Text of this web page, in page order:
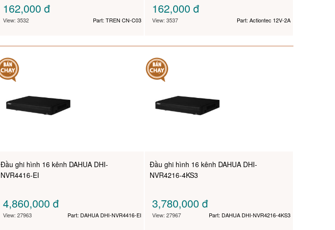
162,000đ
View: 3532 Part: TREN CN-C03
162,000đ
View: 3537 Part: Actiontec 12V-2A
Đầu ghi hình 16 kênh DAHUA DHI-
NVR4416-EI
4,860,000đ
View: 27963 Part: DAHUA DHI-NVR4416-EI
Đầu ghi hình 16 kênh DAHUA DHI-
NVR4216-4KS3
3,780,000đ
View: 27967 Part: DAHUA DHI-NVR4216-4KS3